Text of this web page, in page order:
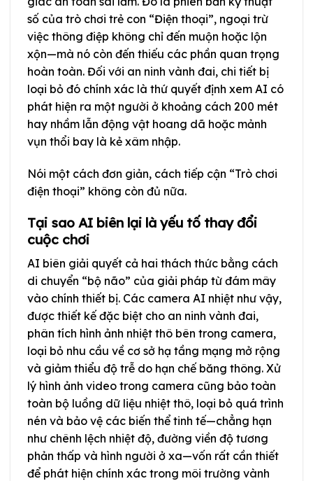
số của trò chơi trẻ con “Điện thoại”, ngoại trừ
việc thông điệp không chỉ đến muộn hoặc lộn
xộn—mà nó còn đến thiếu các phần quan trọng
hoàn toàn. Đối với an ninh vành đai, chi tiết bị
loại bỏ đó chính xác là thứ quyết định xem AI có
phát hiện ra một người ở khoảng cách 200 mét
hay nhầm lẫn động vật hoang dã hoặc mảnh
vụn thổi bay là kẻ xâm nhập.
Nói một cách đơn giản, cách tiếp cận “Trò chơi
điện thoại” không còn đủ nữa.
Tại sao AI biên lại là yếu tố thay đổi
cuộc chơi
AI biên giải quyết cả hai thách thức bằng cách
di chuyển “bộ não” của giải pháp từ đám mây
vào chính thiết bị. Các camera AI nhiệt như vậy,
được thiết kế đặc biệt cho an ninh vành đai,
phân tích hình ảnh nhiệt thô bên trong camera,
loại bỏ nhu cầu về cơ sở hạ tầng mạng mở rộng
và giảm thiểu độ trễ do hạn chế băng thông. Xử
lý hình ảnh video trong camera cũng bảo toàn
toàn bộ luồng dữ liệu nhiệt thô, loại bỏ quá trình
nén và bảo vệ các biến thể tinh tế—chẳng hạn
như chênh lệch nhiệt độ, đường viền độ tương
phản thấp và hình người ở xa—vốn rất cần thiết
để phát hiện chính xác trong môi trường vành